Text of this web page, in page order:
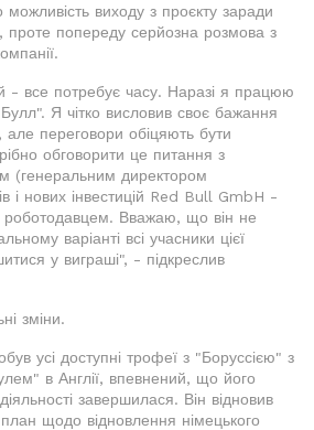
можливість виходу з проєкту заради
проте попереду серйозна розмова з
- все потребує часу. Наразі я працюю
Я чітко висловив своє бажання
але переговори обіцяють бути
обговорити це питання з
(генеральним директором
і нових інвестицій Red Bull GmbH -
роботодавцем. Вважаю, що він не
варіанті всі учасники цієї
у виграші", - підкреслив
зміни.
усі доступні трофеї з "Боруссією" з
в Англії, впевнений, що його
завершилася. Він відновив
щодо відновлення німецького